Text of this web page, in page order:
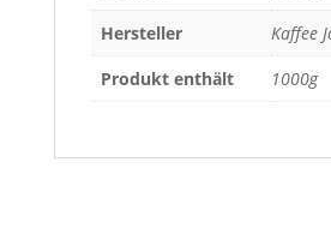
Hersteller
Kaffee
Produkt enthält
1000g